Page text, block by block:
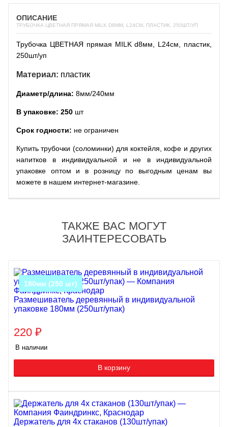
ОПИСАНИЕ
ТРУБОЧКА ЦВЕТНАЯ ПРЯМАЯ MILK D8ММ, L24СМ, ПЛАСТИК, 250ШТ/УП
Трубочка ЦВЕТНАЯ прямая MILK d8мм, L24см, пластик,
250шт/уп
Материал: пластик
Диаметр/длина: 8мм/240мм
В упаковке: 250 шт
Срок годности: не ограничен
Купить трубочки (соломинки) для коктейля, кофе и других
напитков в индивидуальной и не в индивидуальной
упаковке оптом и в розницу по выгодным ценам вы
можете в нашем интернет-магазине.
ТАКЖЕ ВАС МОГУТ
ЗАИНТЕРЕСОВАТЬ
180мм (250 шт)
Размешиватель деревянный в индивидуальной
упаковке 180мм (250шт/упак)
220 ₽
В наличии
В корзину
Держатель для 4х стаканов (130шт/упак)